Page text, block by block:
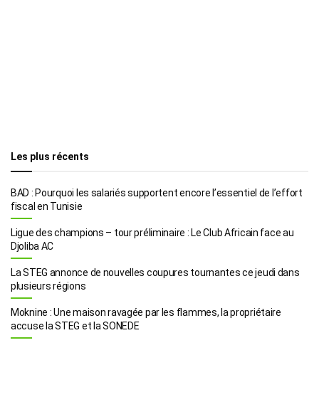
Les plus récents
BAD : Pourquoi les salariés supportent encore l’essentiel de l’effort
fiscal en Tunisie
Ligue des champions – tour préliminaire : Le Club Africain face au
Djoliba AC
La STEG annonce de nouvelles coupures tournantes ce jeudi dans
plusieurs régions
Moknine : Une maison ravagée par les flammes, la propriétaire
accuse la STEG et la SONEDE